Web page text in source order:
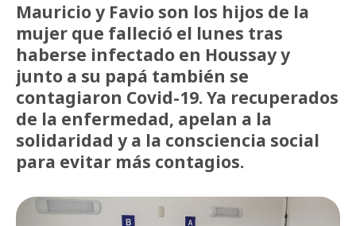
Mauricio y Favio son los hijos de la
mujer que falleció el lunes tras
haberse infectado en Houssay y
junto a su papá también se
contagiaron Covid-19. Ya recuperados
de la enfermedad, apelan a la
solidaridad y a la consciencia social
para evitar más contagios.